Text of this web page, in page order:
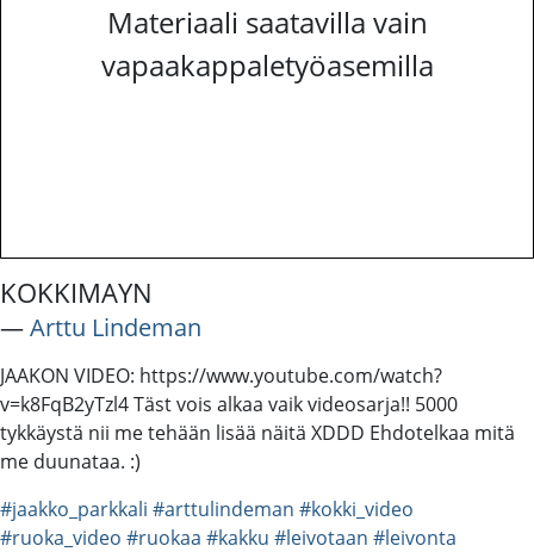
Materiaali saatavilla vain
vapaakappaletyöasemilla
KOKKIMAYN
―Arttu Lindeman
JAAKON VIDEO: https://www.youtube.com/watch?
v=k8FqB2yTzl4 Täst vois alkaa vaik videosarja!! 5000
tykkäystä nii me tehään lisää näitä XDDD Ehdotelkaa mitä
me duunataa. :)
#jaakko_parkkali #arttulindeman #kokki_video
#ruoka_video #ruokaa #kakku #leivotaan #leivonta